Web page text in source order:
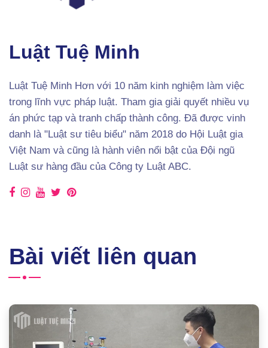
Luật Tuệ Minh
Luật Tuệ Minh Hơn với 10 năm kinh nghiệm làm việc
trong lĩnh vực pháp luật. Tham gia giải quyết nhiều vụ
án phức tạp và tranh chấp thành công. Đã được vinh
danh là "Luật sư tiêu biểu" năm 2018 do Hội Luật gia
Việt Nam và cũng là hành viên nổi bật của Đội ngũ
Luật sư hàng đầu của Công ty Luật ABC.
Bài viết liên quan